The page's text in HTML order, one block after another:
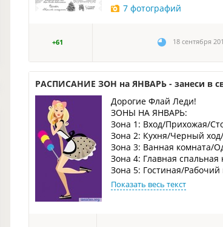
7 фотографий
+61 18 сентября
РАСПИСАНИЕ ЗОН на ЯНВАРЬ - занеси в
Дорогие Флай Леди!
ЗОНЫ НА ЯНВАРЬ:
Зона 1: Вход/Прихожая/
Зона 2: Кухня/Черный
Зона 3: Ванная комната/
Зона 4: Главная
Зона 5: Гостиная/
Показать весь текст